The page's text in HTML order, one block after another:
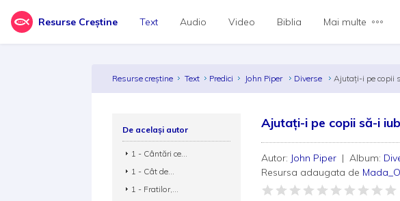
Resurse Creștine Text Audio Video Biblia Mai multe
Resurse creștine Text Predici John Piper Diverse Ajutați-i pe copii
Ajutați-i pe copii să-i
Autor: John Piper | Album:
Resursa adaugata de Mada_O
De același autor
1 - Cântări ce...
1 - Cât de...
1 - Fratilor,...